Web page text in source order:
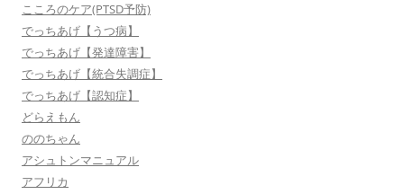
こころのケア(PTSD予防)
でっちあげ【うつ病】
でっちあげ【発達障害】
でっちあげ【統合失調症】
でっちあげ【認知症】
どらえもん
ののちゃん
アシュトンマニュアル
アフリカ